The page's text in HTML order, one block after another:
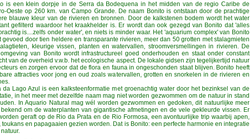
is een klein dorpje in de Serra da Bodequena in het midden van de regio Caribe de
Oeste op 260 km. van Campo Grande. De naam Bonito is ontstaan door de prachtige
blauwe kleur van de rivieren en bronnen. Door de kalkstenen bodem wordt het water
gefilterd waardoor het kraakhelder is. Er wordt dan ook gezegd van Bonito dat 'alles
is....zelfs onder water', en niets is minder waar. Het 'aquarium complex' van Bonito
gevoed door tien heldere en transparante rivieren, meer dan 50 grotten met stalagmieten
kleurige vissen, planten en watervallen, stroomversmellingen in rivieren. De
van Bonito wordt infrastructureel goed onderhouden en staat onder constant
van de overheid v.w.b. het ecologische aspect. De lokale gidsen zijn tegelijkertijd natuur
en zorgen ervoor dat de flora en fauna in ongeschonden staat blijven. Bonito heeft
attracties voor jong en oud zoals watervallen, grotten en snorkelen in de rivieren en
da Lago Azul is een kalksteenformatie met groenachtig water door het bezinksel van de
in het meer met dezelfde naam mag niet worden gezwommen om de natuur in stand
In Aquario Natural mag wél worden gezwommen en gedoken, dit natuurlijke meer
bekend om de waterplanten van gigantische afmetingen en de vele gekleurde vissen. Er
geraft op de Rio da Prata en de Rio Formosa, een avontuurlijke trip waarbij apen,
toukans en papagaaien gezien worden. Dat is Bonito: een perfecte harmonie en integratie